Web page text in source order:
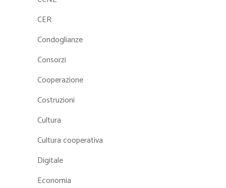
CER
Condoglianze
Consorzi
Cooperazione
Costruzioni
Cultura
Cultura cooperativa
Digitale
Economia